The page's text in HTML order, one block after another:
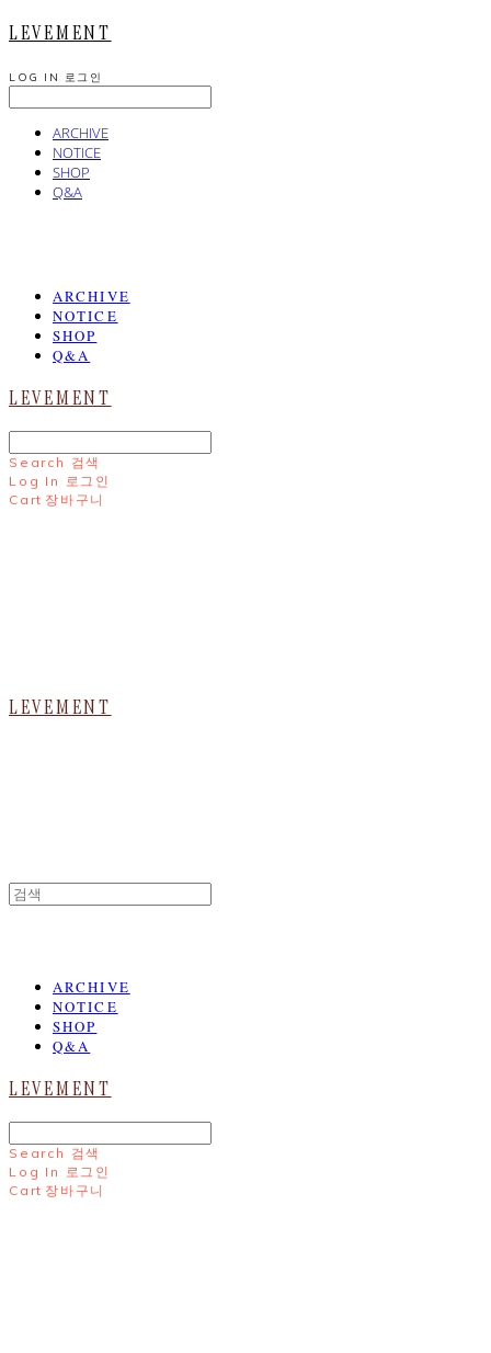
LEVEMENT
LOG IN 로그인
ARCHIVE
NOTICE
SHOP
Q&A
ARCHIVE
NOTICE
SHOP
Q&A
LEVEMENT
Search 검색
Log In 로그인
Cart 장바구니
LEVEMENT
ARCHIVE
NOTICE
SHOP
Q&A
LEVEMENT
Search 검색
Log In 로그인
Cart 장바구니